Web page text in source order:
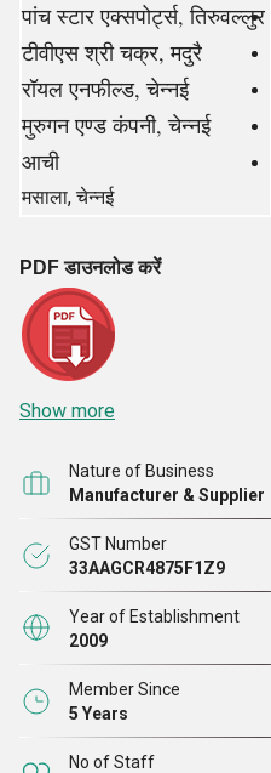
पांच स्टार एक्सपोर्ट्स, तिरुवल्लुर
टीवीएस श्री चक्र, मदुरै
रॉयल एनफील्ड, चेन्नई
मुरुगन एण्ड कंपनी, चेन्नई
आची
मसाला, चेन्नई
PDF डाउनलोड करें
Show more
Nature of Business
Manufacturer & Supplier
GST Number
33AAGCR4875F1Z9
Year of Establishment
2009
Member Since
5 Years
No of Staff